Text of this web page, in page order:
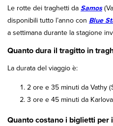
Le rotte dei traghetti da Samos
disponibili tutto l’anno con Blue
a settimana durante la stagione
Quanto dura il tragitto in
La durata del viaggio è:
2 ore e 35 minuti da Vathy
3 ore e 45 minuti da
Quanto costano i biglietti per